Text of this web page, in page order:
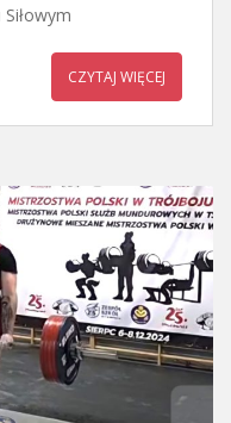
CZYTAJ WIĘCEJ